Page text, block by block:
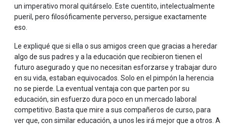
un imperativo moral quitárselo. Este cuentito, intelectualmente
pueril, pero filosóficamente perverso, persigue exactamente
eso.
Le expliqué que si ella o sus amigos creen que gracias a heredar
algo de sus padres y a la educación que recibieron tienen el
futuro asegurado y que no necesitan esforzarse y trabajar duro
en su vida, estaban equivocados. Solo en el pimpón la herencia
no se pierde. La eventual ventaja con que parten por su
educación, sin esfuerzo dura poco en un mercado laboral
competitivo. Basta que mire a sus compañeros de curso, para
ver que, con similar educación, a unos les irá mejor que a otros. A